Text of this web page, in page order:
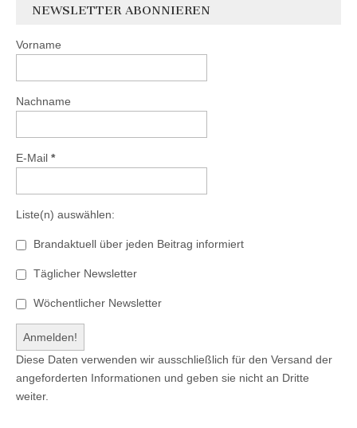
NEWSLETTER ABONNIEREN
Vorname
Nachname
E-Mail *
Liste(n) auswählen:
Brandaktuell über jeden Beitrag informiert
Täglicher Newsletter
Wöchentlicher Newsletter
Diese Daten verwenden wir ausschließlich für den Versand der
angeforderten Informationen und geben sie nicht an Dritte
weiter.